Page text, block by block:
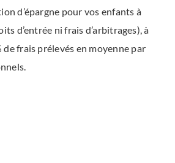
d’épargne pour vos enfants à
d’entrée ni frais d’arbitrages), à
de frais prélevés en moyenne par